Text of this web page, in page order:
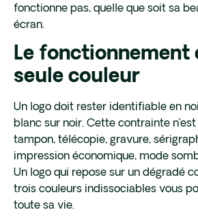
fonctionne pas, quelle que soit sa
écran.
Le fonctionnement
seule couleur
Un logo doit rester identifiable en
blanc sur noir. Cette contrainte
tampon, télécopie, gravure,
impression économique, mode
Un logo qui repose sur un dégradé
trois couleurs indissociables vous
toute sa vie.